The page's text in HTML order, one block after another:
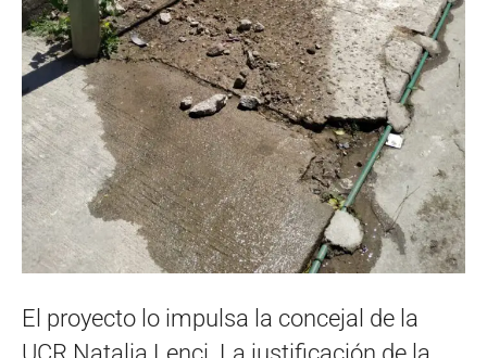
El proyecto lo impulsa la concejal de la